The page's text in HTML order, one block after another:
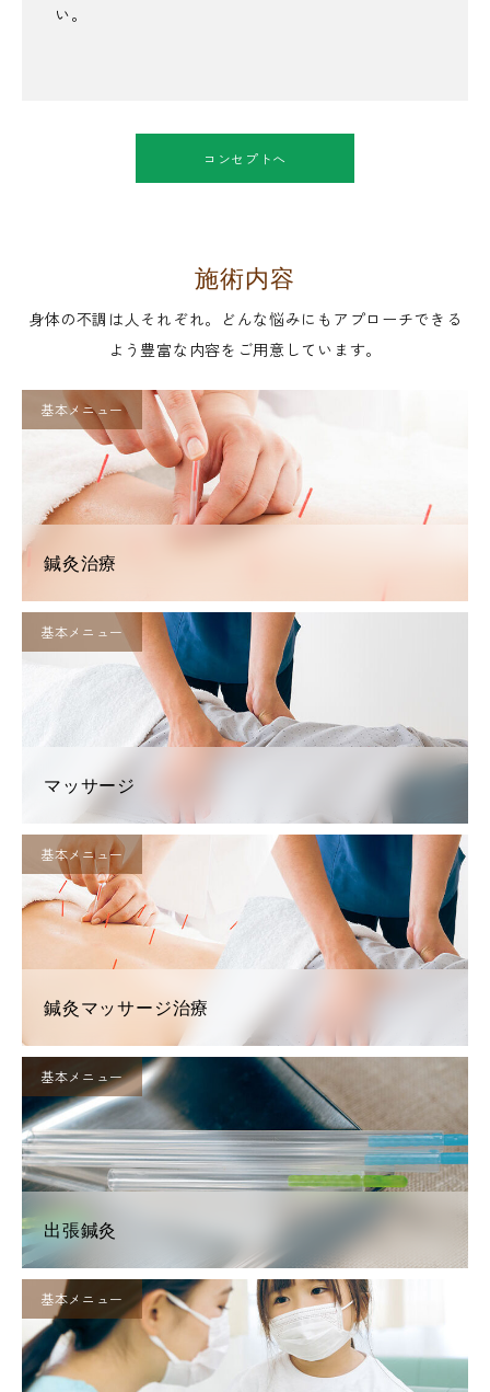
い。
コンセプトへ
施術内容
身体の不調は人それぞれ。どんな悩みにもアプローチできる
よう豊富な内容をご用意しています。
基本メニュー
鍼灸治療
基本メニュー
マッサージ
基本メニュー
鍼灸マッサージ治療
基本メニュー
出張鍼灸
基本メニュー